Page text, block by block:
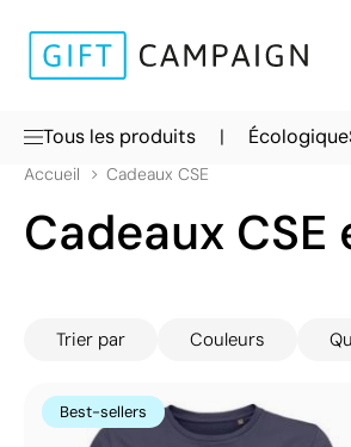
Tous les produits | Écologique
Accueil Cadeaux CSE
Cadeaux
Trier par Couleurs
Best-sellers